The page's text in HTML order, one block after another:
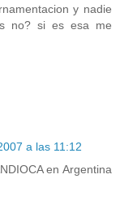
y nadie
no? si es esa me
a las 11:12
en Argentina